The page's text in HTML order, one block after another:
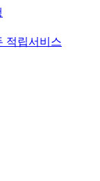
적립서비스